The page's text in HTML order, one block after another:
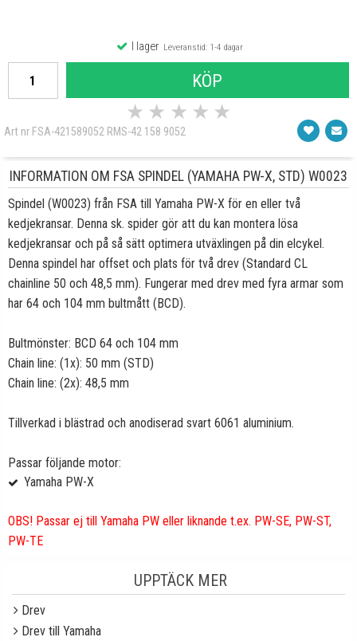
I lagerLeveranstid: 1-4 dagar
KÖP
★ ★ ★ ★ ★
Art nr FSA-421589052 RMS-42 158 9052
INFORMATION OM FSA SPINDEL (YAMAHA PW-X, STD) W0023
Spindel (W0023) från FSA till Yamaha PW-X för en eller två
kedjekransar. Denna sk. spider gör att du kan montera lösa
kedjekransar och på så sätt optimera utväxlingen på din elcykel.
Denna spindel har offset och plats för två drev (Standard CL
chainline 50 och 48,5 mm). Fungerar med drev med fyra armar som
har 64 och 104 mm bultmått (BCD).
Bultmönster: BCD 64 och 104 mm
Chain line: (1x): 50 mm (STD)
Chain line: (2x): 48,5 mm
Tillverkad i blästrad och anodiserad svart 6061 aluminium.
Passar följande motor:
Yamaha PW-X
OBS! Passar ej till Yamaha PW eller liknande t.ex. PW-SE, PW-ST,
PW-TE
UPPTÄCK MER
Drev
Drev till Yamaha